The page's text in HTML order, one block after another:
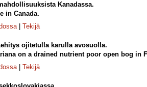
Kanadassa.
in Canada.
| Tekijä
ojitetulla karulla avosuolla.
on a drained nutrient poor open bog in
| Tekijä